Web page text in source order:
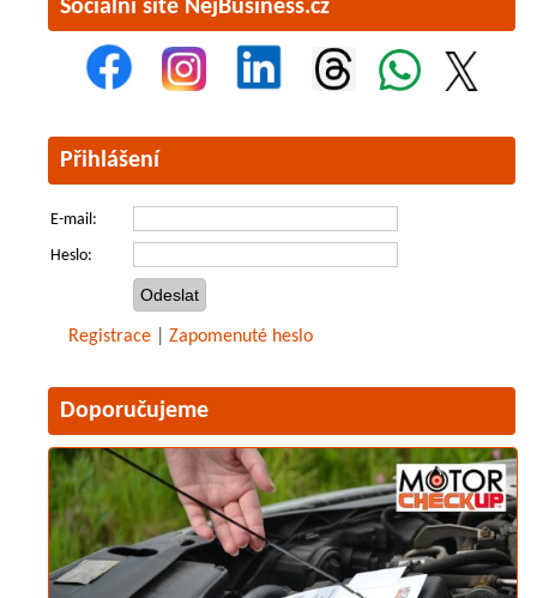
Sociální sítě NejBusiness.cz
Přihlášení
E-mail:
Heslo:
Registrace Zapomenuté heslo
Doporučujeme